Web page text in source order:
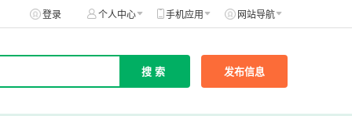
登录 个人中心 手机应用 网站导航
发布信息